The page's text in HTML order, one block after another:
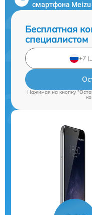
смартфона Meizu
Бесплатная
специалистом
Нажимая на кнопку